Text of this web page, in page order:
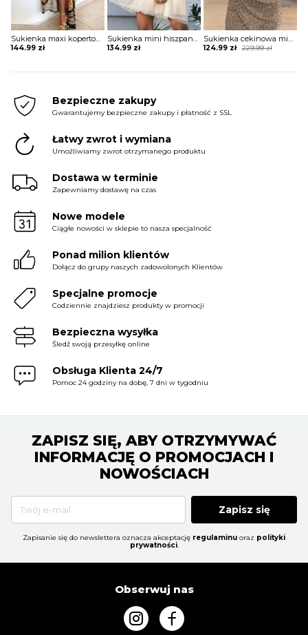
Sukienka maxi kopertowa w stylu boho
144.99 zł
Sukienka mini hiszpanka tiulowa z szerokimi rękawami
134.99 zł
Sukienka cekinowa mini z krótkim rękawem
229.99zł
Original
124.99 zł
Current
Bezpieczne zakupy
Gwarantujemy bezpieczne zakupy i płatność z SSL
Łatwy zwrot i wymiana
Umożliwiamy zwrot otrzymanego produktu
Dostawa w terminie
Zapewniamy dostawę na czas
Nowe modele
Ciągłe nowości w sklepie to nasza specjalność
Ponad milion klientów
Dołącz do grupy naszych zadowolonych Klientów
Specjalne promocje
Codziennie znajdziesz produkty w promocji
Bezpieczna wysyłka
Śledź swoją przesyłkę online
Obsługa Klienta 24/7
Pomoc 24 godziny na dobę, 7 dni w tygodniu
ZAPISZ SIĘ, ABY OTRZYMYWAĆ
INFORMACJĘ O PROMOCJACH I
NOWOŚCIACH
Zapisz się
Zapisanie się do newslettera oznacza akceptację regulaminu oraz polityki
prywatności.
Obserwuj nas